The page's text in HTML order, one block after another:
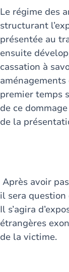
Le régime des
structurant
présentée au
ensuite
cassation à
premier temps
de ce
de la
Après avoir
il sera question
Il s’agira
étrangères
de la victime.